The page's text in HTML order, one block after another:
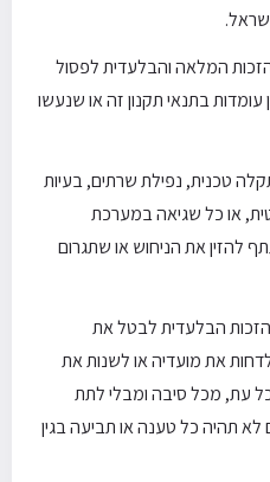
המלאה והבלעדית לפסול
בתנאי תקנון זה או שנעשו
טכנית, נפילת שרתים, בעיות
או כל שגיאה במערכת
את הניחוש או שתגרום
הבלעדית לבטל את
את מועדיה או לשנות את
עת, מכל סיבה ומבלי לתת
תהיה כל טענה או תביעה בגין